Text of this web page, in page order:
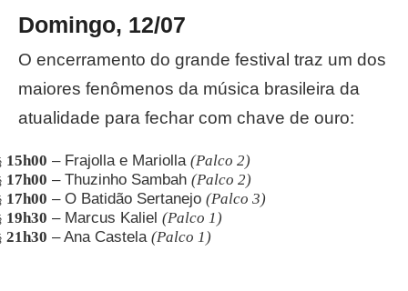
Domingo, 12/07
O encerramento do grande festival traz um dos
maiores fenômenos da música brasileira da
atualidade para fechar com chave de ouro:
15h00 – Frajolla e Mariolla(Palco 2)
17h00 – Thuzinho Sambah(Palco 2)
17h00 – O Batidão Sertanejo(Palco 3)
19h30 – Marcus Kaliel(Palco 1)
21h30 – Ana Castela(Palco 1)